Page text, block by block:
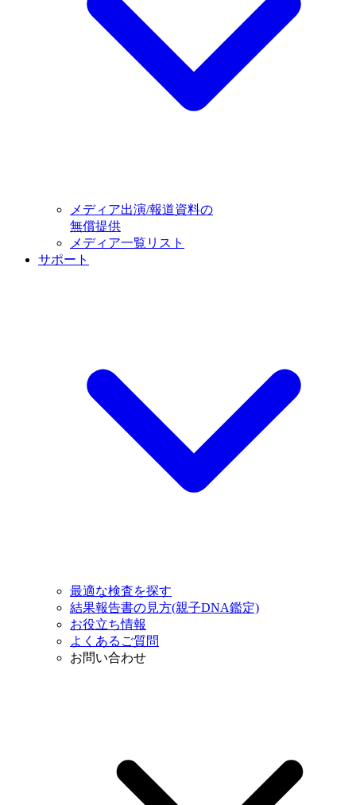
メディア出演/報道資料の
無償提供
メディア一覧リスト
サポート
最適な検査を探す
結果報告書の見方(親子DNA鑑定)
お役立ち情報
よくあるご質問
お問い合わせ